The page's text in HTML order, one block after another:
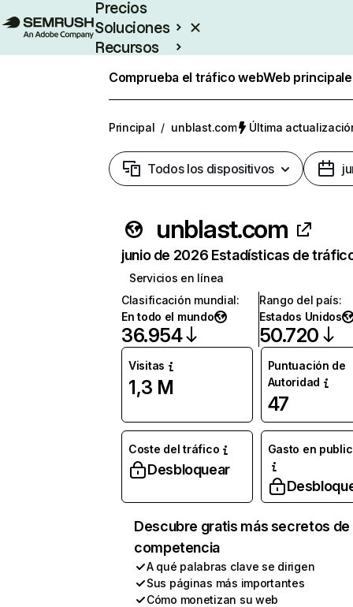
Precios
Soluciones
Recursos
Comprueba el tráfico webWeb
Principal / unblast.com Última
Todos los dispositivos
unblast.com
junio de 2026 Estadísticas de
Servicios en línea
Clasificación mundial:
En todo el mundo
36.954
Rango del país:
Estados Unidos
50.720
Visitas
1,3 M
Puntuación de
Autoridad
47
Coste del tráfico
Desbloquear
Gasto en
Descubre gratis más secretos de
competencia
A qué palabras clave se dirigen
Sus páginas más importantes
Cómo monetizan su web